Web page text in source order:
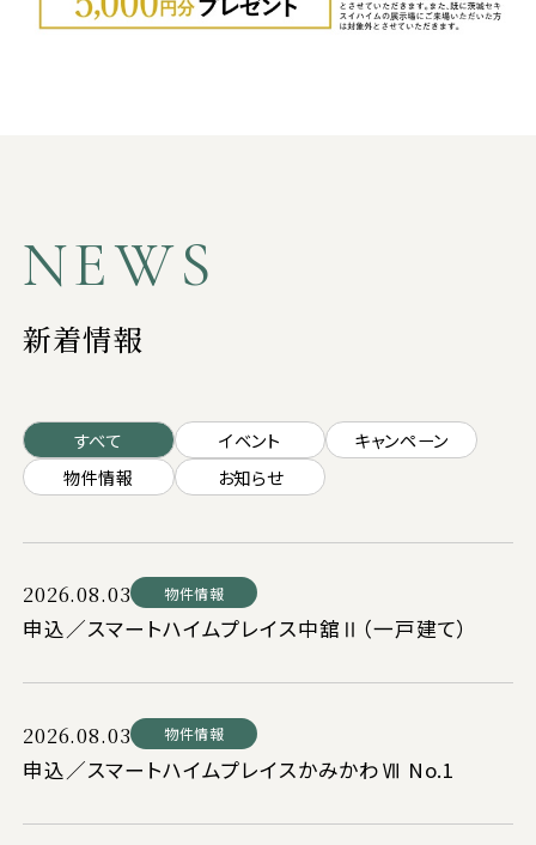
NEWS
新着情報
すべて イベント
キャンペーン
物件情報
お知らせ
2026.08.03 物件情報
申込／スマートハイムプレイス中舘Ⅱ（一戸建て）
2026.08.03 物件情報
申込／スマートハイムプレイスかみかわⅦ No.1